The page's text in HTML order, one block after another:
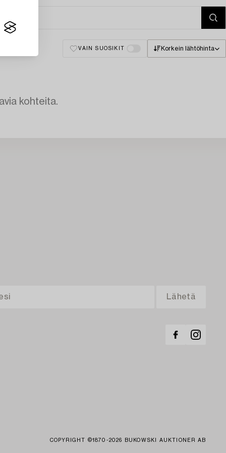
VAIN SUOSIKIT Korkein lähtöhinta
kohteita.
COPYRIGHT ©1870-2026 BUKOWSKI AUKTIONER AB